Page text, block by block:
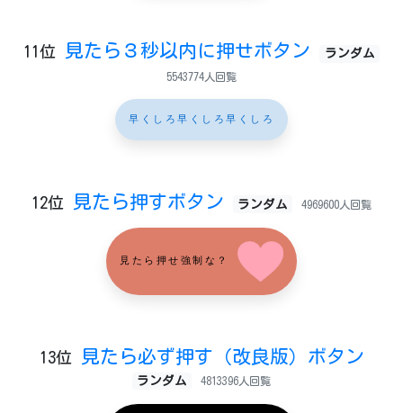
11位 見たら３秒以内に押せボタン ランダム
5543774人回覧
早くしろ早くしろ早くしろ
12位 見たら押すボタン ランダム 4969600人回覧
見たら押せ強制な？
13位 見たら必ず押す（改良版）ボタン
ランダム 4813396人回覧